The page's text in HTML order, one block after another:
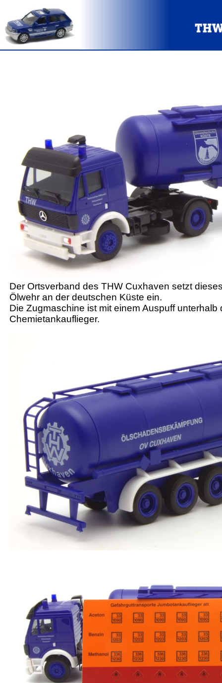
Der Ortsverband des THW Cuxhaven setzt
Ölwehr an der deutschen Küste ein.
Die Zugmaschine ist mit einem Auspuff
Chemietankauflieger.